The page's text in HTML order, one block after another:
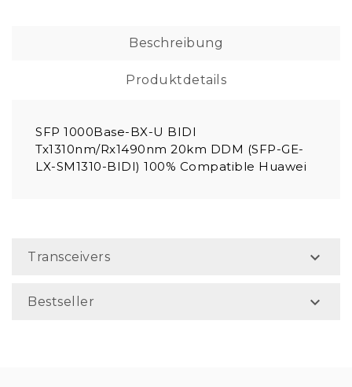
Beschreibung
Produktdetails
SFP 1000Base-BX-U BIDI
Tx1310nm/Rx1490nm 20km DDM (SFP-GE-
LX-SM1310-BIDI) 100% Compatible Huawei
Transceivers 
Bestseller 